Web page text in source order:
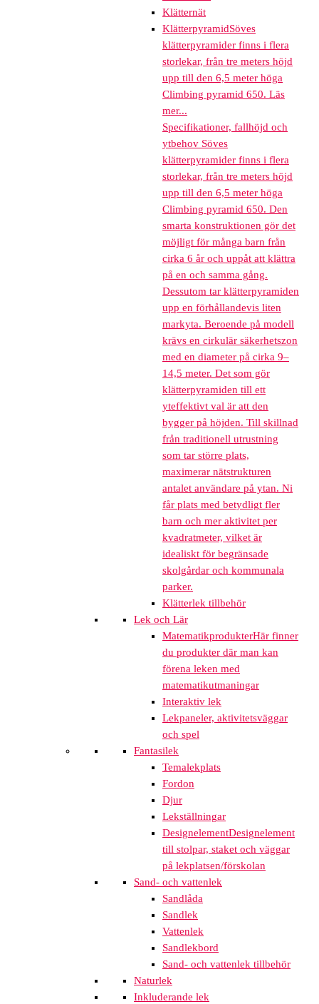
Klätternät
KlätterpyramidSöves
klätterpyramider finns i flera
storlekar, från tre meters höjd
upp till den 6,5 meter höga
Climbing pyramid 650. Läs
mer...
Specifikationer, fallhöjd och
ytbehov Söves
klätterpyramider finns i flera
storlekar, från tre meters höjd
upp till den 6,5 meter höga
Climbing pyramid 650. Den
smarta konstruktionen gör det
möjligt för många barn från
cirka 6 år och uppåt att klättra
på en och samma gång.
Dessutom tar klätterpyramiden
upp en förhållandevis liten
markyta. Beroende på modell
krävs en cirkulär säkerhetszon
med en diameter på cirka 9–
14,5 meter. Det som gör
klätterpyramiden till ett
yteffektivt val är att den
bygger på höjden. Till skillnad
från traditionell utrustning
som tar större plats,
maximerar nätstrukturen
antalet användare på ytan. Ni
får plats med betydligt fler
barn och mer aktivitet per
kvadratmeter, vilket är
idealiskt för begränsade
skolgårdar och kommunala
parker.
Klätterlek tillbehör
Lek och Lär
MatematikprodukterHär finner
du produkter där man kan
förena leken med
matematikutmaningar
Interaktiv lek
Lekpaneler, aktivitetsväggar
och spel
Fantasilek
Temalekplats
Fordon
Djur
Lekställningar
DesignelementDesignelement
till stolpar, staket och väggar
på lekplatsen/förskolan
Sand- och vattenlek
Sandlåda
Sandlek
Vattenlek
Sandlekbord
Sand- och vattenlek tillbehör
Naturlek
Inkluderande lek